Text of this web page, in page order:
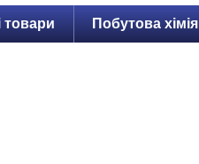
товари Побутова хімія